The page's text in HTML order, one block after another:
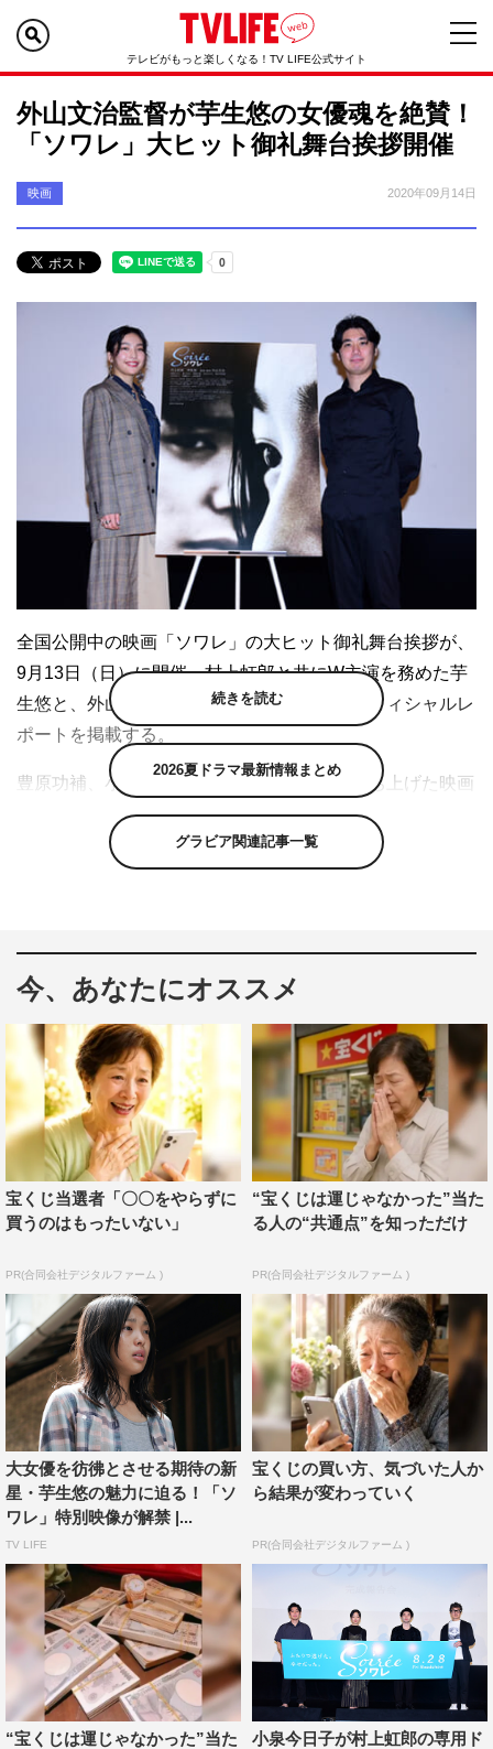
テレビがもっと楽しくなる！TV LIFE公式サイト
外山文治監督が芋生悠の女優魂を絶賛！
「ソワレ」大ヒット御礼舞台挨拶開催
映画 2020年09月14日
全国公開中の映画「ソワレ」の大ヒット御礼舞台挨拶が、
9月13日（日）に開催。村上虹郎と共にW主演を務めた芋
生悠と、外山文治監督が登壇した。以下、オフィシャルレ
ポートを掲載する。
豊原功補、小泉今日子、外山文治監督らで立ち上げた映画
製作会社「新世界合同会社」の第1回目のプロデュース作
品「ソワレ」。本作は、センシティブな感性で唯一無二の
世界観を作り出す新鋭・外山文治がオリジナル脚本で挑ん
主人公・翔太役に、類稀なる吸引力で日本映画の台風の目
になりつつある実力派俳優の村上。タカラ役には100人以
迎え、若い男女の切ない逃避行を映し出した。
公開から約2週間を経ての周囲の反響について、芋生は
「同業者の女優さん、俳優さんからLINEで『見たよ』と
連絡をいただきます。みんな長文で感想を送ってくれて、
ご自身と照らし合わせて『ソワレ』を見てくれていて、最
後に決まって、『ありがとう』と締め括られています。
ることが多くて嬉しいです」と喜びを口にする。
外山監督の周囲でも反響は大きいようで、「おかげさまで
評判が良いです。セリフも少ない映画ですし、お客さまに
ゆだねる部分が多い作品なので、もう少し賛否あるんじゃ
ないか？受け入れられるかわからないなと思ってたのです
が、気に入ってくださる方が多くて、嬉しいですし、芋生
悠の評判がとっても良いので、本当に選んでよかったな
と」と嬉しそうにうなずいた。
撮影から1年以上を経ても、インタビューやプロモーショ
ンの場、また日常のふとした瞬間に、自身が演じたタカラ
の気持ちがよみがえり、「過呼吸になる瞬間もある」とい
う芋生。
壮絶なトラウマを持つ彼女とどう向き合ったのかを尋ねる
と、「自分がこの役を演じるにあたって、タカラと共倒れ
続きを読む
2026夏ドラマ最新情報まとめ
グラビア関連記事一覧
今、あなたにオススメ
宝くじ当選者「〇〇をやらずに
買うのはもったいない」
PR(合同会社デジタルファーム )
“宝くじは運じゃなかった”当た
る人の“共通点”を知っただけ
PR(合同会社デジタルファーム )
大女優を彷彿とさせる期待の新
星・芋生悠の魅力に迫る！「ソ
ワレ」特別映像が解禁 |...
TV LIFE
宝くじの買い方、気づいた人か
ら結果が変わっていく
PR(合同会社デジタルファーム )
“宝くじは運じゃなかった”当た
小泉今日子が村上虹郎の専用ド